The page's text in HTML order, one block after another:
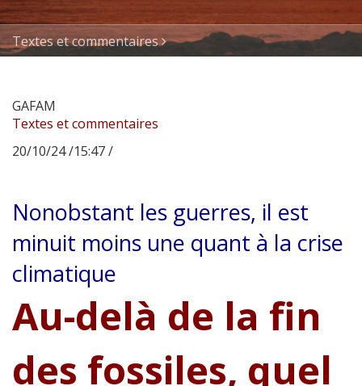
Textes et commentaires
GAFAM
Textes et commentaires
20/10/24 /15:47 /
Nonobstant les guerres, il est
minuit moins une quant à la crise
climatique
Au-delà de la fin
des fossiles, quel